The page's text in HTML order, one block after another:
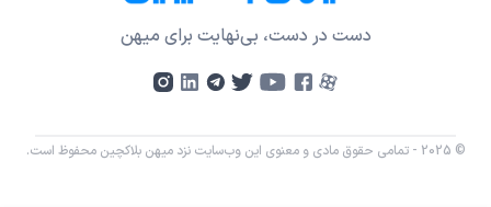
دست در دست، بی‌نهایت برای میهن
© 2025 - تمامی حقوق مادی و معنوی این وب‌سایت نزد میهن بلاکچین محفوظ است.